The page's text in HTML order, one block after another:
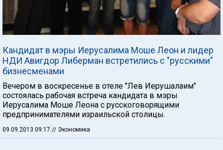
Кандидат в мэры Иерусалима Моше Леон и лидер
НДИ Авигдор Либерман встретились с "русскими"
бизнесменами
Вечером в воскресенье в отеле "Лев Иерушалаим"
состоялась рабочая встреча кандидата в мэры
Иерусалима Моше Леона с русскоговорящими
предпринимателями израильской столицы.
09.09.2013 09:17 // Экономика